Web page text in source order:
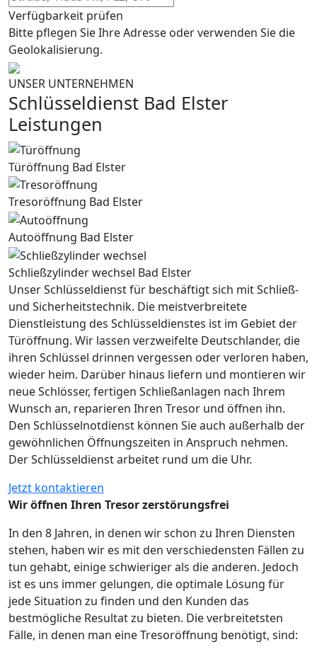
Verfügbarkeit prüfen
Bitte pflegen Sie Ihre Adresse oder verwenden Sie die
Geolokalisierung.
UNSER UNTERNEHMEN
Schlüsseldienst Bad Elster
Leistungen
Türöffnung Bad Elster
Tresoröffnung Bad Elster
Autoöffnung Bad Elster
Schließzylinder wechsel Bad Elster
Unser Schlüsseldienst für beschäftigt sich mit Schließ-
und Sicherheitstechnik. Die meistverbreitete
Dienstleistung des Schlüsseldienstes ist im Gebiet der
Türöffnung. Wir lassen verzweifelte Deutschlander, die
ihren Schlüssel drinnen vergessen oder verloren haben,
wieder heim. Darüber hinaus liefern und montieren wir
neue Schlösser, fertigen Schließanlagen nach Ihrem
Wunsch an, reparieren Ihren Tresor und öffnen ihn.
Den Schlüsselnotdienst können Sie auch außerhalb der
gewöhnlichen Öffnungszeiten in Anspruch nehmen.
Der Schlüsseldienst arbeitet rund um die Uhr.
Jetzt kontaktieren
Wir öffnen Ihren Tresor zerstörungsfrei
In den 8 Jahren, in denen wir schon zu Ihren Diensten
stehen, haben wir es mit den verschiedensten Fällen zu
tun gehabt, einige schwieriger als die anderen. Jedoch
ist es uns immer gelungen, die optimale Lösung für
jede Situation zu finden und den Kunden das
bestmögliche Resultat zu bieten. Die verbreitetsten
Fälle, in denen man eine Tresoröffnung benötigt, sind: